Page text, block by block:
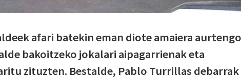
afari batekin eman diote amaiera aurtengo
bakoitzeko jokalari aipagarrienak eta
zituzten. Bestalde, Pablo Turrillas debarrak